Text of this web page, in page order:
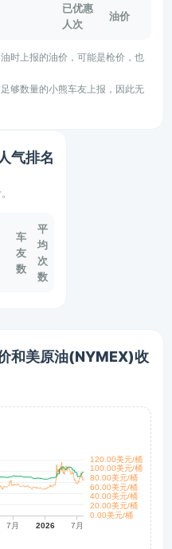
已优惠
人次
油价
时上报的油价，可能是枪价，也
够数量的小熊车友上报，因此无
气排名
车
友
数
平
均
次
数
和美原油(NYMEX)收